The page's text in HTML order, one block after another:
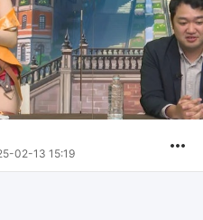
02-13 15:19